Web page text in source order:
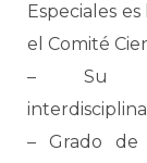
Especiales
el Comité
– Su
– Grado de